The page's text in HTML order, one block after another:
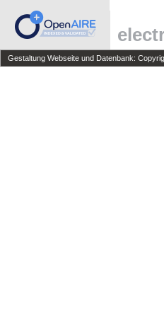
Gestaltung Webseite und Datenbank: